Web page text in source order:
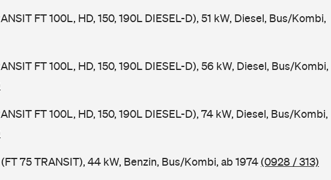
FT 100L, HD, 150, 190L DIESEL-D), 51 kW, Diesel, Bus/Kombi,
FT 100L, HD, 150, 190L DIESEL-D), 56 kW, Diesel, Bus/Kombi,
FT 100L, HD, 150, 190L DIESEL-D), 74 kW, Diesel, Bus/Kombi,
(FT 75 TRANSIT), 44 kW, Benzin, Bus/Kombi, ab 1974(0928 / 313)